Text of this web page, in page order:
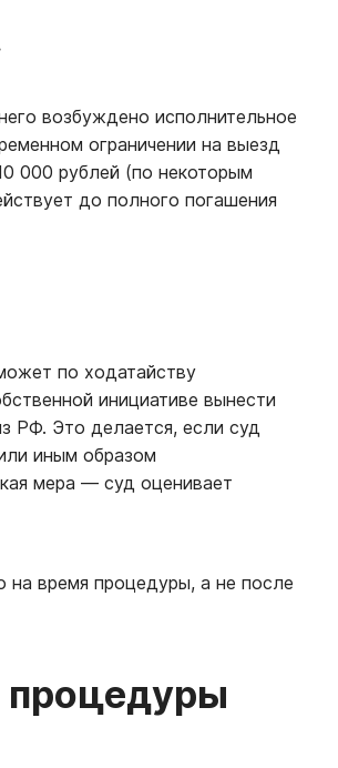
возбуждено исполнительное
ограничении на выезд
000 рублей (по некоторым
до полного погашения
по ходатайству
инициативе вынести
РФ. Это делается, если суд
иным образом
мера — суд оценивает
на время процедуры, а не после
процедуры